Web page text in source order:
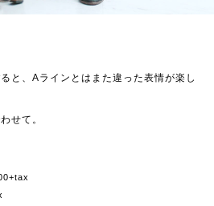
と、Aラインとはまた違った表情が楽し
せて。